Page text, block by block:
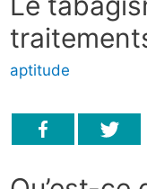
aptitude